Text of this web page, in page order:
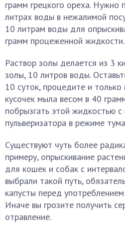
грамм грецкого ореха. Нужно
литрах воды в нежалимой
10 литрам воды для
грамм процеженной жидкости.
Раствор золы делается из 3
золы, 10 литров воды.
10 суток, процедите и
кусочек мыла весом в 40
побрызгать этой жидкостью
пульверизатора в режиме
Существуют чуть более
примеру, опрыскивание
для кошек и собак с
выбрали такой путь,
капусты перед
Иначе вы грозите получить
отравление.